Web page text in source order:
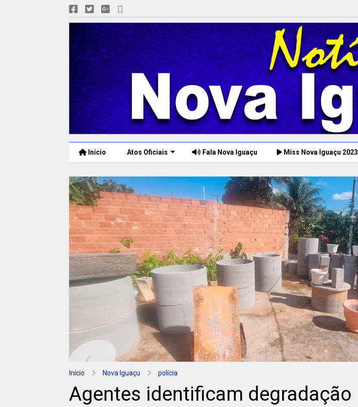
Início Atos Oficiais Fala Nova Iguaçu Miss Nova Iguaçu 2023
Início Nova Iguaçu polícia
Agentes identificam degradação